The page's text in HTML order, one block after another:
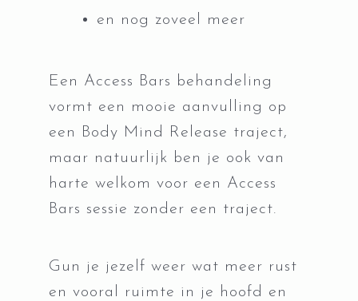
en nog zoveel meer
Een Access Bars behandeling
vormt een mooie aanvulling op
een Body Mind Release traject,
maar natuurlijk ben je ook van
harte welkom voor een Access
Bars sessie zonder een traject.
Gun je jezelf weer wat meer rust
en vooral ruimte in je hoofd en